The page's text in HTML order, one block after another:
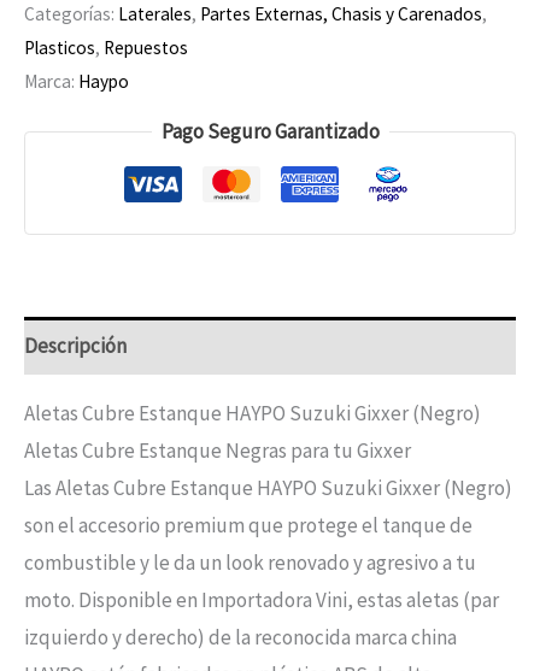
Categorías: Laterales, Partes Externas, Chasis y Carenados,
Plasticos, Repuestos
Marca: Haypo
Pago Seguro Garantizado
Descripción
Aletas Cubre Estanque HAYPO Suzuki Gixxer (Negro)
Aletas Cubre Estanque Negras para tu Gixxer
Las Aletas Cubre Estanque HAYPO Suzuki Gixxer (Negro)
son el accesorio premium que protege el tanque de
combustible y le da un look renovado y agresivo a tu
moto. Disponible en Importadora Vini, estas aletas (par
izquierdo y derecho) de la reconocida marca china